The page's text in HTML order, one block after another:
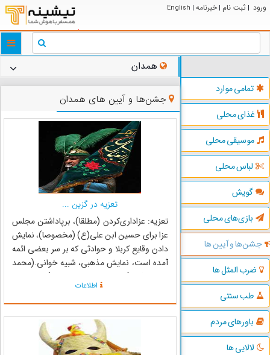
ورود | ثبت نام | خبرنامه |
English
تمامی موارد
غذای محلی
موسیقی محلی
لباس محلی
گویش
بازی‌های محلی
جشن‌ها و آیین ها
ضرب المثل ها
طب سنتی
باورهای مردم
لالایی ها
همدان
جشن‌ها و آیین های همدان
تعزیه در گزین ...
تعزیه: عزاداری‌کردن (مطلقا)، برپاداشتن مجلس
عزا برای حسین ابن علی(ع) (مخصوصا)، نمایش
دادن وقایع کربلا و حوادثی که بر سر بعضی ائمه
آمده است، نمایش مذهبی، شبیه خوانی.(محمد
معین، فرهنگ فارسی، مدخل تعزیه) در تعریف
تعزیه‌خوان چنین آمده است: تعزیه‌خوان: کسی که
در تعزیه وظیفه‌ای را ایفا ...
اطلاعات